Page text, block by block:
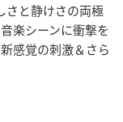
さと静けさの両極
楽シーンに衝撃を
感覚の刺激＆さら